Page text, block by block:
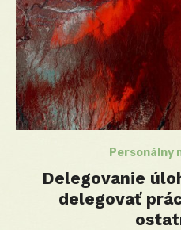
Personálny
Delegovanie
delegovať